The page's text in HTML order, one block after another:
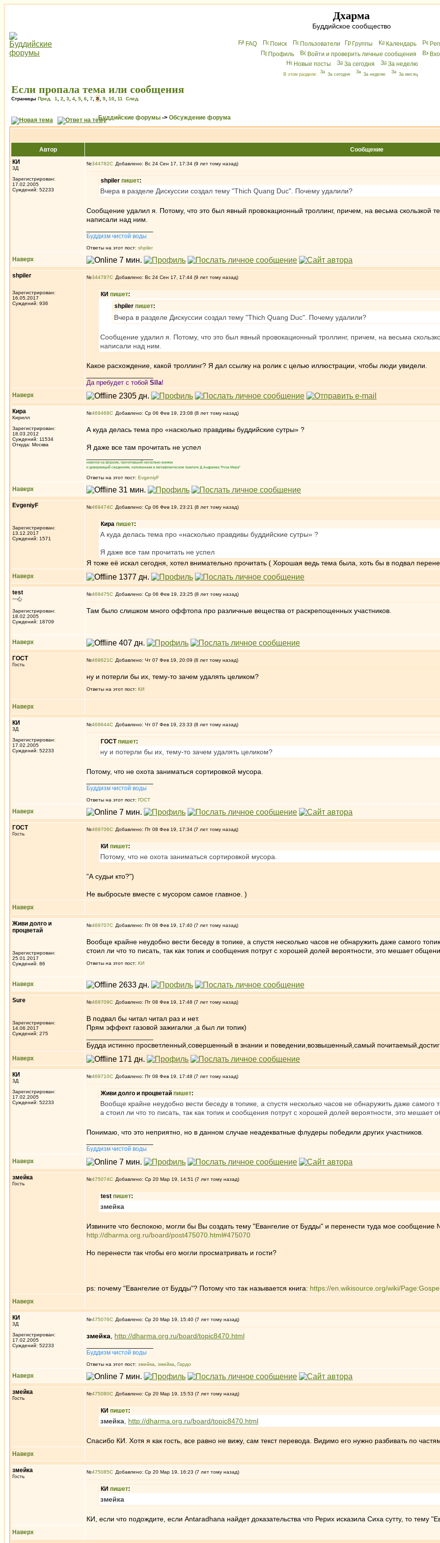
Дхарма
Буддийское сообщество
FAQ Поиск Пользователи Группы Календарь
Профиль
Войти и проверить личные сообщения
Новые посты
За сегодня За неделю
В этом разделе: За сегодня За неделю За месяц
Если пропала тема или сообщения
Страницы Пред. 1 2 3 4 5 6 7 8 9 10 11 След.
Буддийские форумы -> Обсуждение форума
Автор
Сообщение
КИ
3Д
Зарегистрирован:
17.02.2005
Суждений: 52233
№344782 Добавлено: Вс 24 Сен 17, 17:34 (9 лет тому назад)
shpiler пишет:
Вчера в разделе Дискуссии создал тему "Thich Quang Duc". Почему удалили?
Сообщение удалил я. Потому, что это был явный провокационный троллинг, причем, на весьма скользкой
написали над ним.
Буддизм чистой воды
Ответы на этот пост: shpiler
Наверх
shpiler
Зарегистрирован:
16.05.2017
Суждений: 936
№344787 Добавлено: Вс 24 Сен 17, 17:44 (9 лет тому назад)
КИ пишет:
shpiler пишет:
Вчера в разделе Дискуссии создал тему "Thich Quang Duc". Почему удалили?
Сообщение удалил я. Потому, что это был явный провокационный троллинг, причем, на весьма
написали над ним.
Какое расхождение, какой троллинг? Я дал ссылку на ролик с целью иллюстрации, чтобы люди увидели.
Да пребудет с тобой Sīla!
Наверх
Кира
Кирилл
Зарегистрирован:
18.03.2012
Суждений: 11534
Откуда: Москва
№469468 Добавлено: Ср 06 Фев 19, 23:08 (8 лет тому назад)
А куда делась тема про «насколько правдивы буддийские сутры» ?
Я даже все там прочитать не успел
новичок на форуме, прочитавший несколько книжек
и доверяющий сведениям, изложенным в метафизическом трактате Д.Андреева "Роза Мира"
Ответы на этот пост: EvgeniyF
Наверх
EvgeniyF
Зарегистрирован:
13.12.2017
Суждений: 1571
№469474 Добавлено: Ср 06 Фев 19, 23:21 (8 лет тому назад)
Кира пишет:
А куда делась тема про «насколько правдивы буддийские сутры» ?
Я даже все там прочитать не успел
Я тоже её искал сегодня, хотел внимательно прочитать ( Хорошая ведь тема была, хоть бы в подвал
Наверх
test
一心
Зарегистрирован:
18.02.2005
Суждений: 18709
№469475 Добавлено: Ср 06 Фев 19, 23:25 (8 лет тому назад)
Там было слишком много оффтопа про различные вещества от раскрепощенных участников.
Наверх
ГОСТ
Гость
№469621 Добавлено: Чт 07 Фев 19, 20:09 (8 лет тому назад)
ну и потерли бы их, тему-то зачем удалять целиком?
Ответы на этот пост: КИ
Наверх
КИ
3Д
Зарегистрирован:
17.02.2005
Суждений: 52233
№469644 Добавлено: Чт 07 Фев 19, 23:33 (8 лет тому назад)
ГОСТпишет:
ну и потерли бы их, тему-то зачем удалять целиком?
Потому, что не охота заниматься сортировкой мусора.
Буддизм чистой воды
Ответы на этот пост: ГОСТ
Наверх
ГОСТ
Гость
№469706 Добавлено: Пт 08 Фев 19, 17:34 (7 лет тому назад)
КИ пишет:
Потому, что не охота заниматься сортировкой мусора.
"А судьи кто?")
Не выбросьте вместе с мусором самое главное. )
Наверх
Живи долго и
процветай
Зарегистрирован:
25.01.2017
Суждений: 86
№469707 Добавлено: Пт 08 Фев 19, 17:40 (7 лет тому назад)
Вообще крайне неудобно вести беседу в топике, а спустя несколько часов не обнаружить даже самого
стоил ли что то писать, так как топик и сообщения потрут с хорошей долей вероятности, это мешает
Ответы на этот пост: КИ
Наверх
Sure
Зарегистрирован:
14.06.2017
Суждений: 275
№469709 Добавлено: Пт 08 Фев 19, 17:48 (7 лет тому назад)
В подвал бы читал читал раз и нет.
Прям эффект газовой зажигалки ,а был ли топик)
Будда истинно просветленный,совершенный в знании и поведении,возвышенный,самый
Наверх
КИ
3Д
Зарегистрирован:
17.02.2005
Суждений: 52233
№469710 Добавлено: Пт 08 Фев 19, 17:48 (7 лет тому назад)
Живи долго и процветай пишет:
Вообще крайне неудобно вести беседу в топике, а спустя несколько часов не обнаружить даже
а стоил ли что то писать, так как топик и сообщения потрут с хорошей долей вероятности, это мешает
Понимаю, что это неприятно, но в данном случае неадекватные флудеры победили других участников.
Буддизм чистой воды
Наверх
змейка
Гость
№475074 Добавлено: Ср 20 Мар 19, 14:51 (7 лет тому назад)
test пишет:
змейка
Извините что беспокою, могли бы Вы создать тему "Евангелие от Будды" и перенести туда мое
http://dharma.org.ru/board/post475070.html#475070
Но перенести так чтобы его могли просматривать и гости?
ps: почему "Евангелие от Будды"? Потому что так называется книга: https://en.wikisource.org/wiki/
Наверх
КИ
3Д
Зарегистрирован:
17.02.2005
Суждений: 52233
№475076 Добавлено: Ср 20 Мар 19, 15:40 (7 лет тому назад)
змейка http://dharma.org.ru/board/topic8470.html
Буддизм чистой воды
Ответы на этот пост: змейка змейка Гардо
Наверх
змейка
Гость
№475080 Добавлено: Ср 20 Мар 19, 15:53 (7 лет тому назад)
КИ пишет:
змейка http://dharma.org.ru/board/topic8470.html
Спасибо КИ. Хотя я как гость, все равно не вижу, сам текст перевода. Видимо его нужно разбивать по
Наверх
змейка
Гость
№475085 Добавлено: Ср 20 Мар 19, 16:23 (7 лет тому назад)
КИ пишет:
змейка
КИ, если что подождите, если Antaradhana найдет доказательства что Рерих исказила Сиха сутту, то тему
Наверх